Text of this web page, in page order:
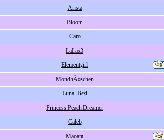
Arista
Bloom
Caro
LaLax3
Elementgirl
MondhÃ¤schen
Luna_Bezi
Princess Peach Dreamer
Caleb
Maoam